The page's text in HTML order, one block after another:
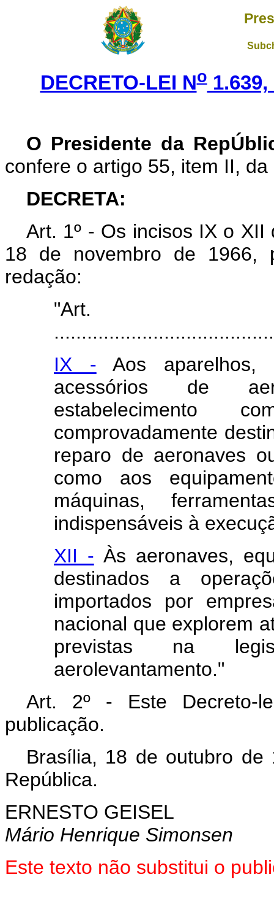
DECRETO-LEI No1.639,
O Presidente da
confere o artigo 55, item II,
DECRETA:
Art. 1º - Os incisos IX o
18 de novembro de 1966,
redação:
IX - Aos aparelhos,
acessórios de
estabelecimento
comprovadamente
reparo de aeronaves
como aos
máquinas,
indispensáveis à
XII - Às aeronaves,
destinados a
importados por
nacional que explorem
previstas na
aerolevantamento."
Art. 2º - Este Decreto-
publicação.
Brasília, 18 de outubro de
República.
ERNESTO GEISEL
Mário Henrique Simonsen
Este texto não substitui o